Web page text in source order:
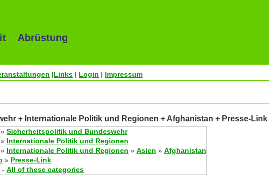
Abrüstung
|Links | Login | Impressum
+ Internationale Politik und Regionen + Afghanistan + Presse-Link
» Sicherheitspolitik und Bundeswehr
» Internationale Politik und Regionen
» Internationale Politik und Regionen » Asien » Afghanistan
» Presse-Link
- All of these categories